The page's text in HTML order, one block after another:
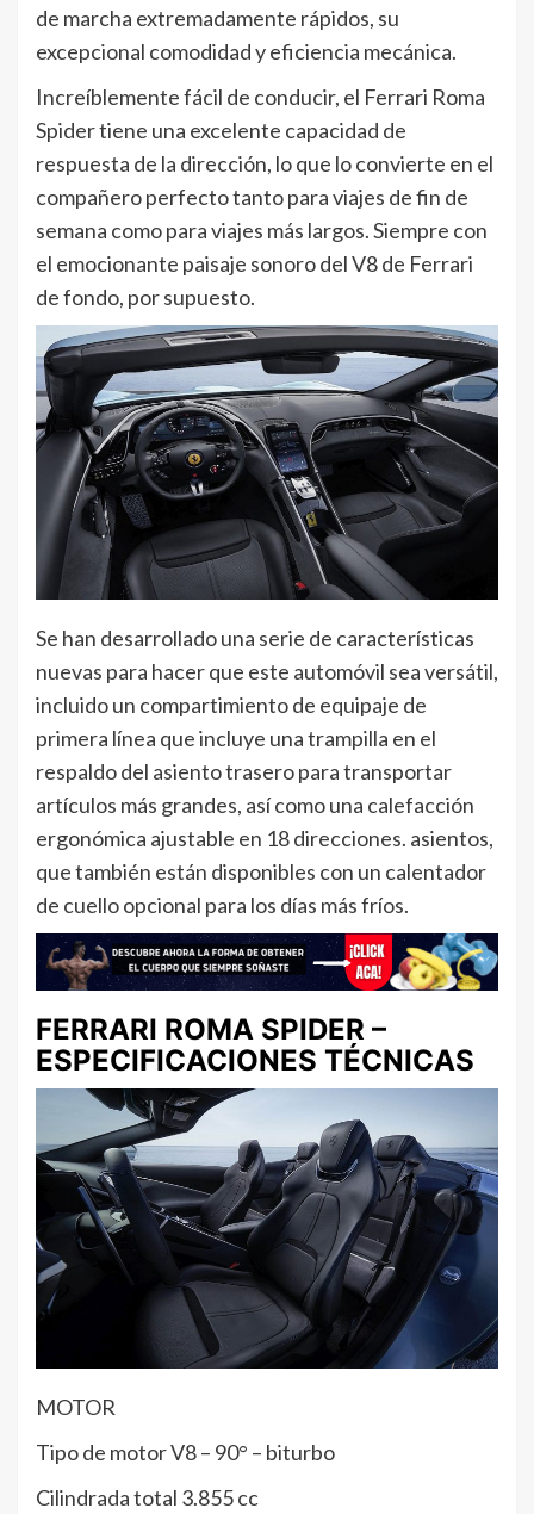
de marcha extremadamente rápidos, su
excepcional comodidad y eficiencia mecánica.
Increíblemente fácil de conducir, el Ferrari Roma
Spider tiene una excelente capacidad de
respuesta de la dirección, lo que lo convierte en el
compañero perfecto tanto para viajes de fin de
semana como para viajes más largos. Siempre con
el emocionante paisaje sonoro del V8 de Ferrari
de fondo, por supuesto.
Se han desarrollado una serie de características
nuevas para hacer que este automóvil sea versátil,
incluido un compartimiento de equipaje de
primera línea que incluye una trampilla en el
respaldo del asiento trasero para transportar
artículos más grandes, así como una calefacción
ergonómica ajustable en 18 direcciones. asientos,
que también están disponibles con un calentador
de cuello opcional para los días más fríos.
FERRARI ROMA SPIDER –
ESPECIFICACIONES TÉCNICAS
MOTOR
Tipo de motor V8 – 90° – biturbo
Cilindrada total 3.855 cc